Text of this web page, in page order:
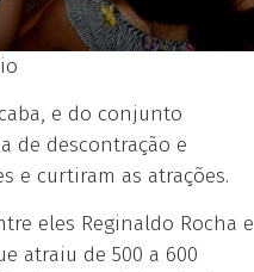
e do conjunto
de descontração e
e curtiram as atrações.
eles Reginaldo Rocha e
atraiu de 500 a 600